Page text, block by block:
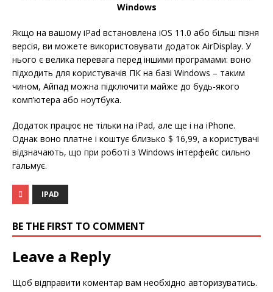
Windows
Якщо на вашому iPad встановлена ​​iOS 11.0 або більш пізня
версія, ви можете використовувати додаток AirDisplay. У
нього є велика перевага перед іншими програмами: воно
підходить для користувачів ПК на базі Windows – таким
чином, Айпад можна підключити майже до будь-якого
комп’ютера або ноутбука.
Додаток працює не тільки на iPad, але ще і на iPhone.
Однак воно платне і коштує близько $ 16,99, а користувачі
відзначають, що при роботі з Windows інтерфейс сильно
гальмує.
IPAD
BE THE FIRST TO COMMENT
Leave a Reply
Щоб відправити коментар вам необхідно авторизуватись.